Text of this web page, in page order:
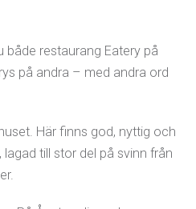
både restaurang Eatery på
på andra – med andra ord
Här finns god, nyttig och
till stor del på svinn från